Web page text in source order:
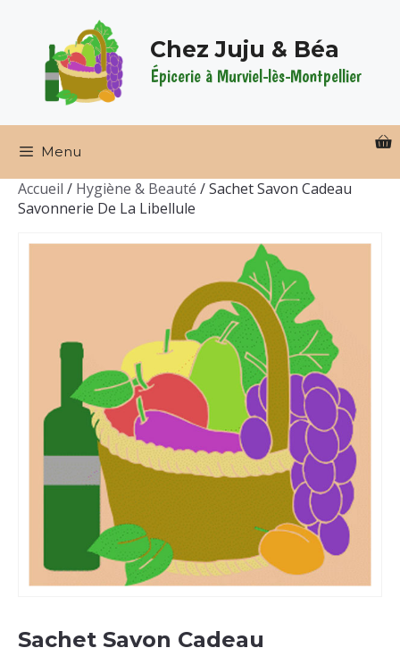
contenu
Chez Juju & Béa
Épicerie à Murviel-lès-Montpellier
Menu
Accueil / Hygiène & Beauté / Sachet Savon Cadeau
Savonnerie De La Libellule
Sachet Savon Cadeau